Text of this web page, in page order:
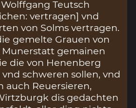
Teutsch
vertragen] vnd
von Solms vertragen.
gemelte Grauen von
gemainen
die von Henenberg
schweren sollen, vnd
auch Reuersieren,
dis gedachten